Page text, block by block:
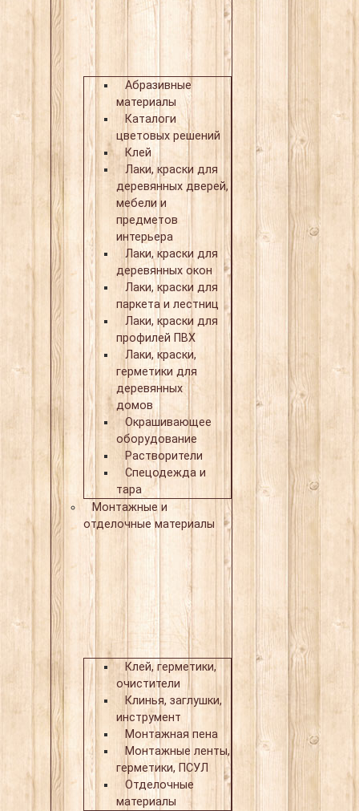
Абразивные
материалы
Каталоги
цветовых решений
Клей
Лаки, краски для
деревянных дверей,
мебели и
предметов
интерьера
Лаки, краски для
деревянных окон
Лаки, краски для
паркета и лестниц
Лаки, краски для
профилей ПВХ
Лаки, краски,
герметики для
деревянных
домов
Окрашивающее
оборудование
Растворители
Спецодежда и
тара
Монтажные и
отделочные материалы
Клей, герметики,
очистители
Клинья, заглушки,
инструмент
Монтажная пена
Монтажные ленты,
герметики, ПСУЛ
Отделочные
материалы